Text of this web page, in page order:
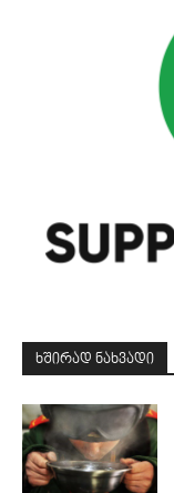
ᲮᲨᲘᲠᲐᲓ ᲜᲐᲮᲕᲐᲓᲘ